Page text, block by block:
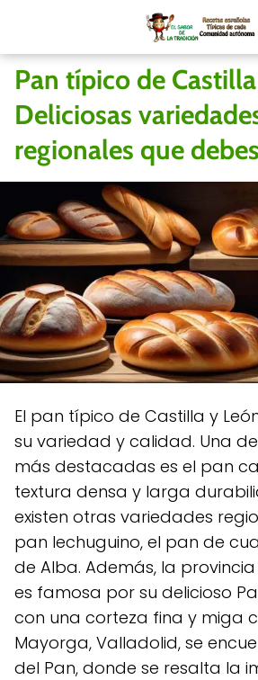
Pan típico de
Deliciosas
regionales que
El pan típico de Castilla y
su variedad y calidad. Una
más destacadas es el pan
textura densa y larga
existen otras variedades
pan lechuguino, el pan de
de Alba. Además, la
es famosa por su delicioso
con una corteza fina y miga
Mayorga, Valladolid, se
del Pan, donde se resalta la